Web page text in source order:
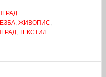
, ЖИВОПИС,
, ТЕКСТИЛ